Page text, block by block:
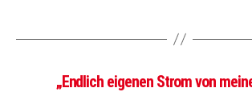
„Endlich eigenen Strom von